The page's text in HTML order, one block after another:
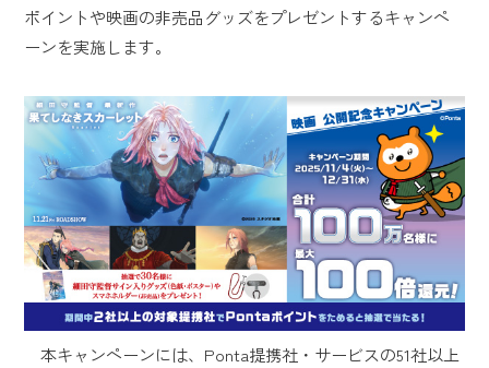
ポイントや映画の非売品グッズをプレゼントするキャンペ
ーンを実施します。
本キャンペーンには、Ponta提携社・サービスの51社以上